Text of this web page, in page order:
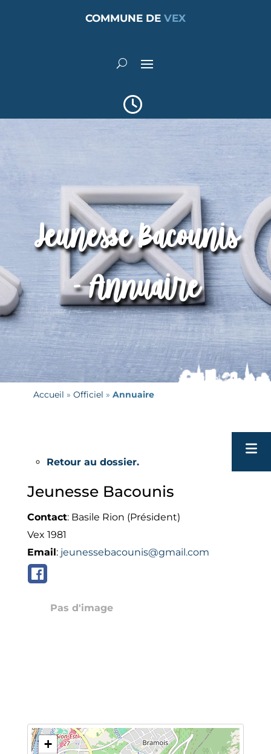
COMMUNE DE VEX
Jeunesse Bacounis
- Annuaire
Accueil » Officiel » Annuaire
Retour au dossier.
Jeunesse Bacounis
Contact: Basile Rion (Président)
Vex 1981
Email: jeunessebacounis@gmail.com
Pas d'image
+